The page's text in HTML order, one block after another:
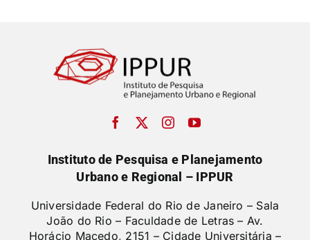
Instituto de Pesquisa e Planejamento
Urbano e Regional – IPPUR
Universidade Federal do Rio de Janeiro – Sala
João do Rio – Faculdade de Letras – Av.
Horácio Macedo, 2151 – Cidade Universitária –